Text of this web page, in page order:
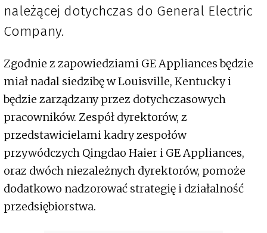
należącej dotychczas do General Electric
Company.
Zgodnie z zapowiedziami GE Appliances będzie
miał nadal siedzibę w Louisville, Kentucky i
będzie zarządzany przez dotychczasowych
pracowników. Zespół dyrektorów, z
przedstawicielami kadry zespołów
przywódczych Qingdao Haier i GE Appliances,
oraz dwóch niezależnych dyrektorów, pomoże
dodatkowo nadzorować strategię i działalność
przedsiębiorstwa.